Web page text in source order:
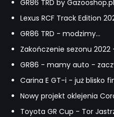
GR86 TRD by
Lexus RCF Track Edition
GR86 TRD - modzimy...
Zakończenie sezonu 2022
GR86 - mamy auto -
Carina E GT-i - już blisko
Nowy projekt oklejenia
Toyota GR Cup - Tor